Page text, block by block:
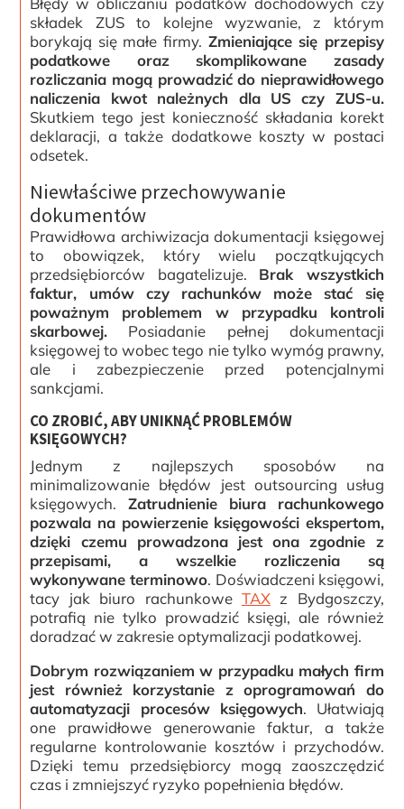
składek ZUS to kolejne wyzwanie, z którym
borykają się małe firmy. Zmieniające się przepisy
podatkowe oraz skomplikowane zasady
rozliczania mogą prowadzić do nieprawidłowego
naliczenia kwot należnych dla US czy ZUS-u.
Skutkiem tego jest konieczność składania korekt
deklaracji, a także dodatkowe koszty w postaci
odsetek.
Niewłaściwe przechowywanie
dokumentów
Prawidłowa archiwizacja dokumentacji księgowej
to obowiązek, który wielu początkujących
przedsiębiorców bagatelizuje. Brak wszystkich
faktur, umów czy rachunków może stać się
poważnym problemem w przypadku kontroli
skarbowej. Posiadanie pełnej dokumentacji
księgowej to wobec tego nie tylko wymóg prawny,
ale i zabezpieczenie przed potencjalnymi
sankcjami.
CO ZROBIĆ, ABY UNIKNĄĆ PROBLEMÓW
KSIĘGOWYCH?
Jednym z najlepszych sposobów na
minimalizowanie błędów jest outsourcing usług
księgowych. Zatrudnienie biura rachunkowego
pozwala na powierzenie księgowości ekspertom,
dzięki czemu prowadzona jest ona zgodnie z
przepisami, a wszelkie rozliczenia są
wykonywane terminowo. Doświadczeni księgowi,
tacy jak biuro rachunkowe TAXz Bydgoszczy,
potrafią nie tylko prowadzić księgi, ale również
doradzać w zakresie optymalizacji podatkowej.
Dobrym rozwiązaniem w przypadku małych firm
jest również korzystanie z oprogramowań do
automatyzacji procesów księgowych. Ułatwiają
one prawidłowe generowanie faktur, a także
regularne kontrolowanie kosztów i przychodów.
Dzięki temu przedsiębiorcy mogą zaoszczędzić
czas i zmniejszyć ryzyko popełnienia błędów.